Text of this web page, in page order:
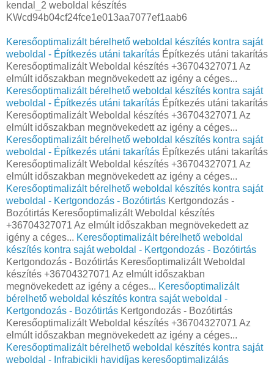
kendal_2 weboldal készítés
KWcd94b04cf24fce1e013aa7077ef1aab6
Keresőoptimalizált bérelhető weboldal készítés kontra saját
weboldal - Építkezés utáni takarítás Építkezés utáni takarítás
Keresőoptimalizált Weboldal készítés +36704327071 Az
elmúlt időszakban megnövekedett az igény a céges...
Keresőoptimalizált bérelhető weboldal készítés kontra saját
weboldal - Építkezés utáni takarítás Építkezés utáni takarítás
Keresőoptimalizált Weboldal készítés +36704327071 Az
elmúlt időszakban megnövekedett az igény a céges...
Keresőoptimalizált bérelhető weboldal készítés kontra saját
weboldal - Építkezés utáni takarítás Építkezés utáni takarítás
Keresőoptimalizált Weboldal készítés +36704327071 Az
elmúlt időszakban megnövekedett az igény a céges...
Keresőoptimalizált bérelhető weboldal készítés kontra saját
weboldal - Kertgondozás - Bozótirtás Kertgondozás -
Bozótirtás Keresőoptimalizált Weboldal készítés
+36704327071 Az elmúlt időszakban megnövekedett az
igény a céges... Keresőoptimalizált bérelhető weboldal
készítés kontra saját weboldal - Kertgondozás - Bozótirtás
Kertgondozás - Bozótirtás Keresőoptimalizált Weboldal
készítés +36704327071 Az elmúlt időszakban
megnövekedett az igény a céges... Keresőoptimalizált
bérelhető weboldal készítés kontra saját weboldal -
Kertgondozás - Bozótirtás Kertgondozás - Bozótirtás
Keresőoptimalizált Weboldal készítés +36704327071 Az
elmúlt időszakban megnövekedett az igény a céges...
Keresőoptimalizált bérelhető weboldal készítés kontra saját
weboldal - Infrabicikli havidíjas keresőoptimalizálás